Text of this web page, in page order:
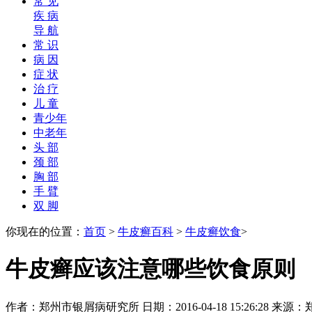
疾 病
导 航
常 识
病 因
症 状
治 疗
儿 童
青少年
中老年
头 部
颈 部
胸 部
手 臂
双 脚
你现在的位置： 首页 > 牛皮癣百科 > 牛皮癣饮食>
牛皮癣应该注意哪些饮食原则
作者：郑州市银屑病研究所 日期：2016-04-18 15:26:28 来源：